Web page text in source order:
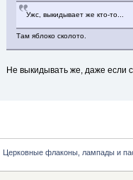
Ужс, выкидывает же кто-то...
Там яблоко сколото.
Не выкидывать же, даже если
Церковные флаконы, лампады и